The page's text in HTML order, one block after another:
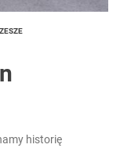
historię